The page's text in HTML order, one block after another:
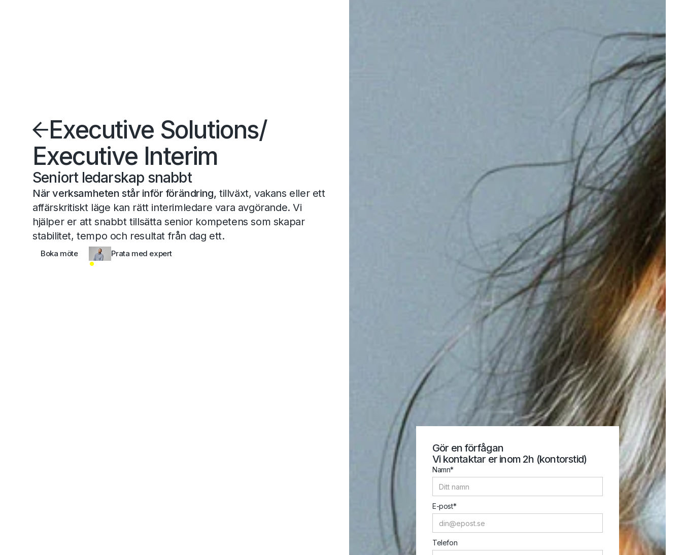
Executive Solutions/
Executive Interim
Seniort ledarskap snabbt
När verksamheten står inför förändring, tillväxt, vakans eller ett
affärskritiskt läge kan rätt interimledare vara avgörande. Vi
hjälper er att snabbt tillsätta senior kompetens som skapar
stabilitet, tempo och resultat från dag ett.
Boka möte Prata med expert
Gör en förfågan
Vi kontaktar er inom 2h (kontorstid)
Namn*
E-post*
Telefon